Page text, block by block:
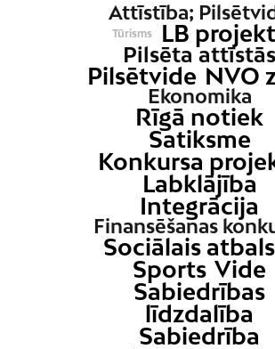
Attīstība;
Tūrisms LB
Pilsēta attīstās
Pilsētvide NVO
Ekonomika
Rīgā notiek
Satiksme
Konkursa
Labklājība
Integrācija
Finansēšanas
Sociālais
Sports Vide
Sabiedrības
līdzdalība
Sabiedrība